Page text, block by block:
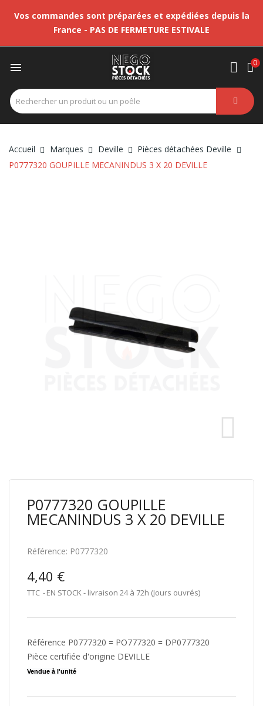
Vos commandes sont préparées et expédiées depuis la
France - PAS DE FERMETURE ESTIVALE
 0
Accueil Marques Deville
Pièces détachées Deville
P0777320 GOUPILLE MECANINDUS 3 X 20 DEVILLE
P0777320 GOUPILLE
MECANINDUS 3 X 20 DEVILLE
Référence: P0777320
4,40 €
TTC EN STOCK - livraison 24 à 72h (Jours ouvrés)
Référence P0777320 = PO777320 = DP0777320
Pièce certifiée d'origine DEVILLE
Vendue à l'unité